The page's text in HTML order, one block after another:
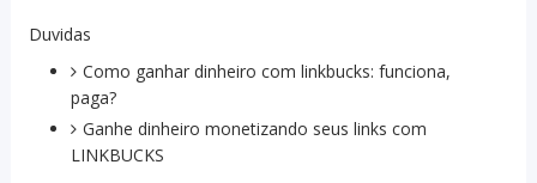
Duvidas
Como ganhar dinheiro com linkbucks: funciona,
paga?
Ganhe dinheiro monetizando seus links com
LINKBUCKS